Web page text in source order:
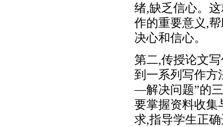
绪,缺乏信心。
作的重要意义,
决心和信心。
第二,传授论文
到一系列写作
—解决问题”的
要掌握资料收集
求,指导学生正